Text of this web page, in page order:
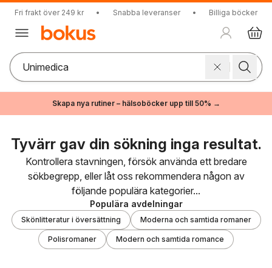
Fri frakt över 249 kr • Snabba leveranser • Billiga böcker
Skapa nya rutiner – hälsoböcker upp till 50% →
Tyvärr gav din sökning inga resultat.
Kontrollera stavningen, försök använda ett bredare
sökbegrepp, eller låt oss rekommendera någon av
följande populära kategorier...
Populära avdelningar
Skönlitteratur i översättning Moderna och samtida romaner
Polisromaner Modern och samtida romance